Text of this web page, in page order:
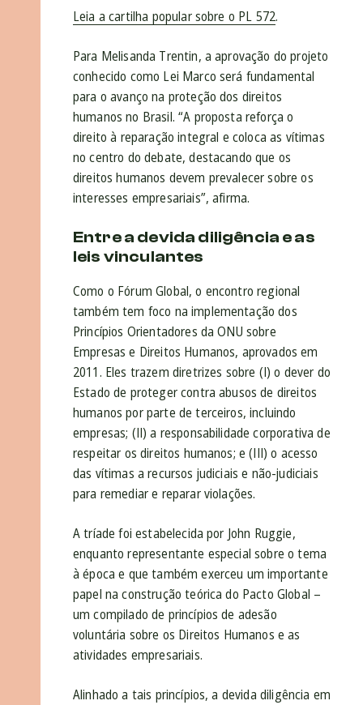
Leia a cartilha popular sobre o PL 572.
Para Melisanda Trentin, a aprovação do projeto
conhecido como Lei Marco será fundamental
para o avanço na proteção dos direitos
humanos no Brasil. “A proposta reforça o
direito à reparação integral e coloca as vítimas
no centro do debate, destacando que os
direitos humanos devem prevalecer sobre os
interesses empresariais”, afirma.
Entre a devida diligência e as
leis vinculantes
Como o Fórum Global, o encontro regional
também tem foco na implementação dos
Princípios Orientadores da ONU sobre
Empresas e Direitos Humanos, aprovados em
2011. Eles trazem diretrizes sobre (I) o dever do
Estado de proteger contra abusos de direitos
humanos por parte de terceiros, incluindo
empresas; (II) a responsabilidade corporativa de
respeitar os direitos humanos; e (III) o acesso
das vítimas a recursos judiciais e não-judiciais
para remediar e reparar violações.
A tríade foi estabelecida por John Ruggie,
enquanto representante especial sobre o tema
à época e que também exerceu um importante
papel na construção teórica do Pacto Global –
um compilado de princípios de adesão
voluntária sobre os Direitos Humanos e as
atividades empresariais.
Alinhado a tais princípios, a devida diligência em